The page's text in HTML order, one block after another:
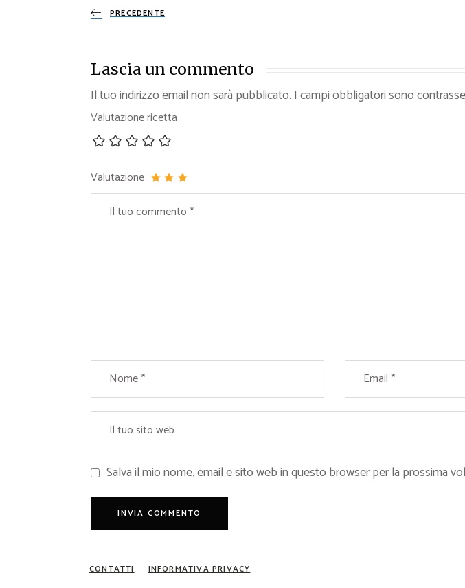
PRECEDENTE
Lascia un commento
Il tuo indirizzo email non sarà pubblicato. I campi obbligatori sono
Valutazione ricetta
Valutazione
Salva il mio nome, email e sito web in questo browser per la prossima
CONTATTI INFORMATIVA PRIVACY